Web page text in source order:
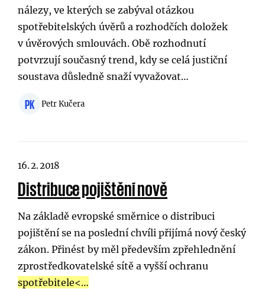
nálezy, ve kterých se zabýval otázkou
spotřebitelských úvěrů a rozhodčích doložek
v úvěrových smlouvách. Obě rozhodnutí
potvrzují současný trend, kdy se celá justiční
soustava důsledně snaží vyvažovat…
PK Petr Kučera
16. 2. 2018
Distribuce pojištění nově
Na základě evropské směrnice o distribuci
pojištění se na poslední chvíli přijímá nový český
zákon. Přinést by měl především zpřehlednění
zprostředkovatelské sítě a vyšší ochranu
spotřebitele<…